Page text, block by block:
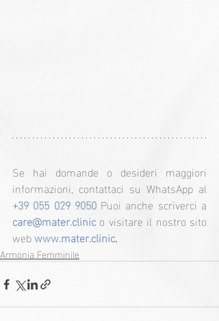
Se hai domande o desideri maggiori
+39 055 029 9050 Puoi anche scriverci a
care@mater.clinic o visitare il nostro sito
web www.mater.clinic.
Armonia Femminile